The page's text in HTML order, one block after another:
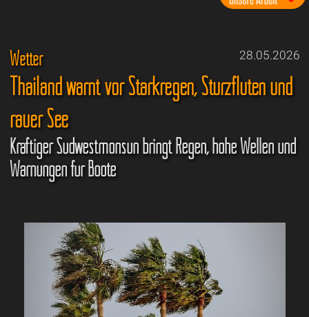
28.05.2026
Wetter
Thailand warnt vor Starkregen, Sturzfluten und
rauer See
Kräftiger Südwestmonsun bringt Regen, hohe Wellen und
Warnungen für Boote